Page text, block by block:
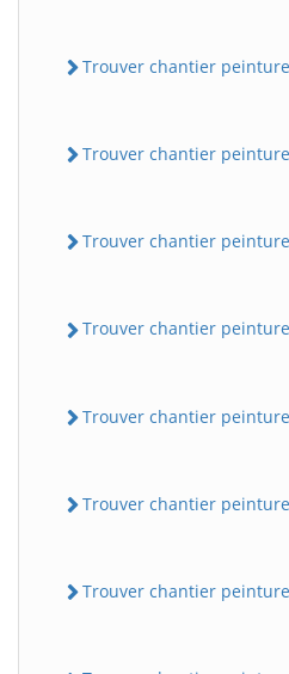
Trouver chantier peinture
Trouver chantier peinture
Trouver chantier peinture
Trouver chantier peinture
Trouver chantier peinture
Trouver chantier peinture
Trouver chantier peinture